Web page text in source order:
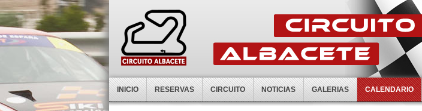
INICIO RESERVAS CIRCUITO NOTICIAS GALERIAS CALENDARIO
0:00